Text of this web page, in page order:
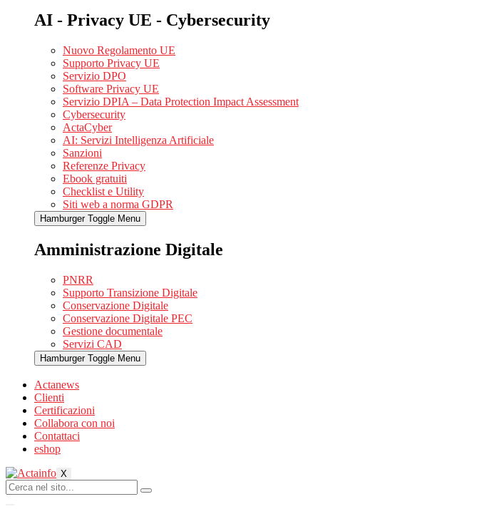
AI - Privacy UE - Cybersecurity
Nuovo Regolamento UE
Supporto Privacy UE
Servizio DPO
Software Privacy UE
Servizio DPIA – Data Protection Impact Assessment
Cybersecurity
ActaCyber
AI: Servizi Intelligenza Artificiale
Sanzioni
Referenze Privacy
Ebook gratuiti
Checklist e Utility
Siti web a norma GDPR
Hamburger Toggle Menu
Amministrazione Digitale
PNRR
Supporto Transizione Digitale
Conservazione Digitale
Conservazione Digitale PEC
Gestione documentale
Servizi CAD
Hamburger Toggle Menu
Actanews
Clienti
Certificazioni
Collabora con noi
Contattaci
eshop
X